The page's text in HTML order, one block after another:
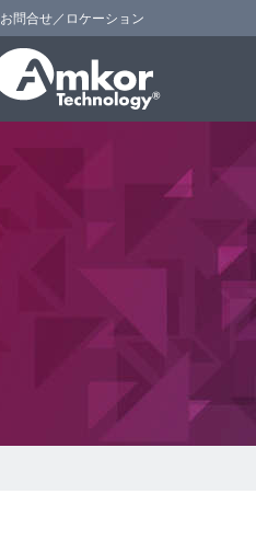
お問合せ／ロケーション